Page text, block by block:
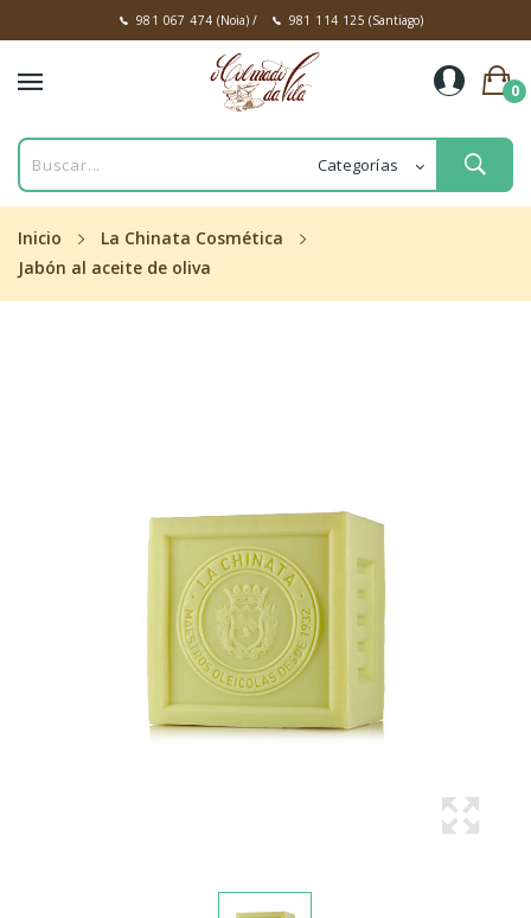
981 067 474 (Noia)/ 981 114 125 (Santiago)
0
Inicio
La Chinata Cosmética
Jabón al aceite de oliva